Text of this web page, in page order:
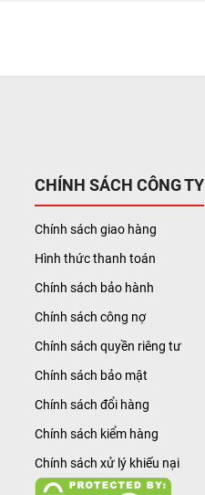
CHÍNH SÁCH CÔNG TY
Chính sách giao hàng
Hình thức thanh toán
Chính sách bảo hành
Chính sách công nợ
Chính sách quyền riêng tư
Chính sách bảo mật
Chính sách đổi hàng
Chính sách kiểm hàng
Chính sách xử lý khiếu nại